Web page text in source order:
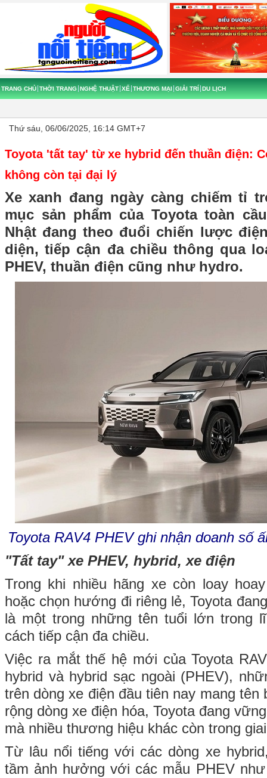
TRANG CHỦ THỜI TRANG NGHỆ THUẬT XẾ THƯƠNG MẠI GIẢI TRÍ DU LỊCH
Thứ sáu, 06/06/2025, 16:14 GMT+7
Toyota 'tất tay' từ xe hybrid đến thuần điện:
không còn tại đại lý
Xe xanh đang ngày càng chiếm tỉ
mục sản phẩm của Toyota toàn
Nhật đang theo đuổi chiến lược
diện, tiếp cận đa chiều thông qua
PHEV, thuần điện cũng như hydro.
Toyota RAV4 PHEV ghi nhận doanh số
"Tất tay" xe PHEV, hybrid, xe điện
Trong khi nhiều hãng xe còn loay
hoặc chọn hướng đi riêng lẻ, Toyota
là một trong những tên tuổi lớn trong
cách tiếp cận đa chiều.
Việc ra mắt thế hệ mới của Toyota
hybrid và hybrid sạc ngoài (PHEV),
trên dòng xe điện đầu tiên nay mang
rộng dòng xe điện hóa, Toyota đang
mà nhiều thương hiệu khác còn trong
Từ lâu nổi tiếng với các dòng xe
tầm ảnh hưởng với các mẫu PHEV